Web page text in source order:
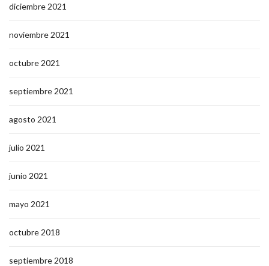
diciembre 2021
noviembre 2021
octubre 2021
septiembre 2021
agosto 2021
julio 2021
junio 2021
mayo 2021
octubre 2018
septiembre 2018